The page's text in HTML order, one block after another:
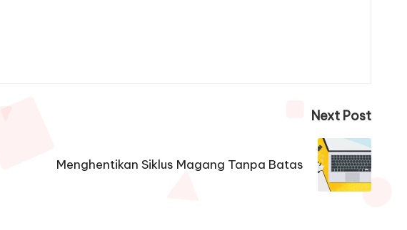
Next Post
Menghentikan Siklus Magang Tanpa Batas